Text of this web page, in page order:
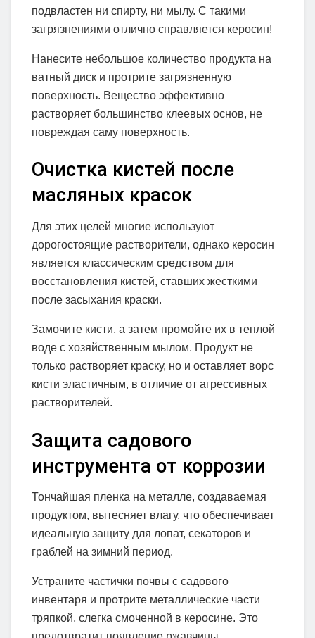
подвластен ни спирту, ни мылу. С такими
загрязнениями отлично справляется керосин!
Нанесите небольшое количество продукта на
ватный диск и протрите загрязненную
поверхность. Вещество эффективно
растворяет большинство клеевых основ, не
повреждая саму поверхность.
Очистка кистей после
масляных красок
Для этих целей многие используют
дорогостоящие растворители, однако керосин
является классическим средством для
восстановления кистей, ставших жесткими
после засыхания краски.
Замочите кисти, а затем промойте их в теплой
воде с хозяйственным мылом. Продукт не
только растворяет краску, но и оставляет ворс
кисти эластичным, в отличие от агрессивных
растворителей.
Защита садового
инструмента от коррозии
Тончайшая пленка на металле, создаваемая
продуктом, вытесняет влагу, что обеспечивает
идеальную защиту для лопат, секаторов и
граблей на зимний период.
Устраните частички почвы с садового
инвентаря и протрите металлические части
тряпкой, слегка смоченной в керосине. Это